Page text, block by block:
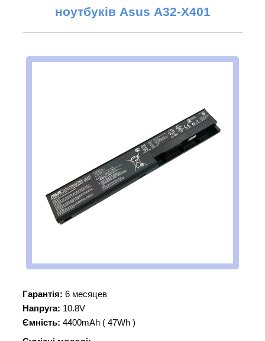
ноутбуків Asus A32-X401
Гарантія: 6 месяцев
Напруга: 10.8V
Ємність: 4400mAh ( 47Wh )